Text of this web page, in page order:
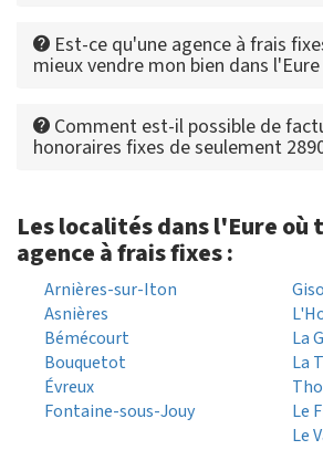
Est-ce qu'une agence à frais
mieux vendre mon bien dans l'Eure
Comment est-il possible de
honoraires fixes de seulement
Les localités dans l'Eure
agence à frais fixes :
Arnières-sur-Iton
Asnières
Bémécourt
Bouquetot
Évreux
Fontaine-sous-Jouy
La
La
Le
Le